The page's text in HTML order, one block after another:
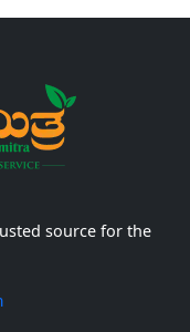
source for the